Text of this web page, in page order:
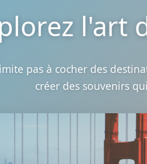
l'art
pas à cocher des
créer des souvenirs